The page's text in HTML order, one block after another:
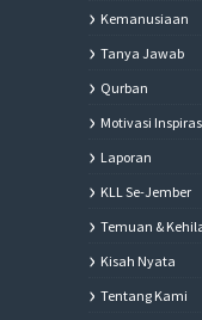
Kemanusiaan
Tanya Jawab
Qurban
Motivasi
Laporan
KLL Se-Jember
Temuan &
Kisah Nyata
Tentang Kami